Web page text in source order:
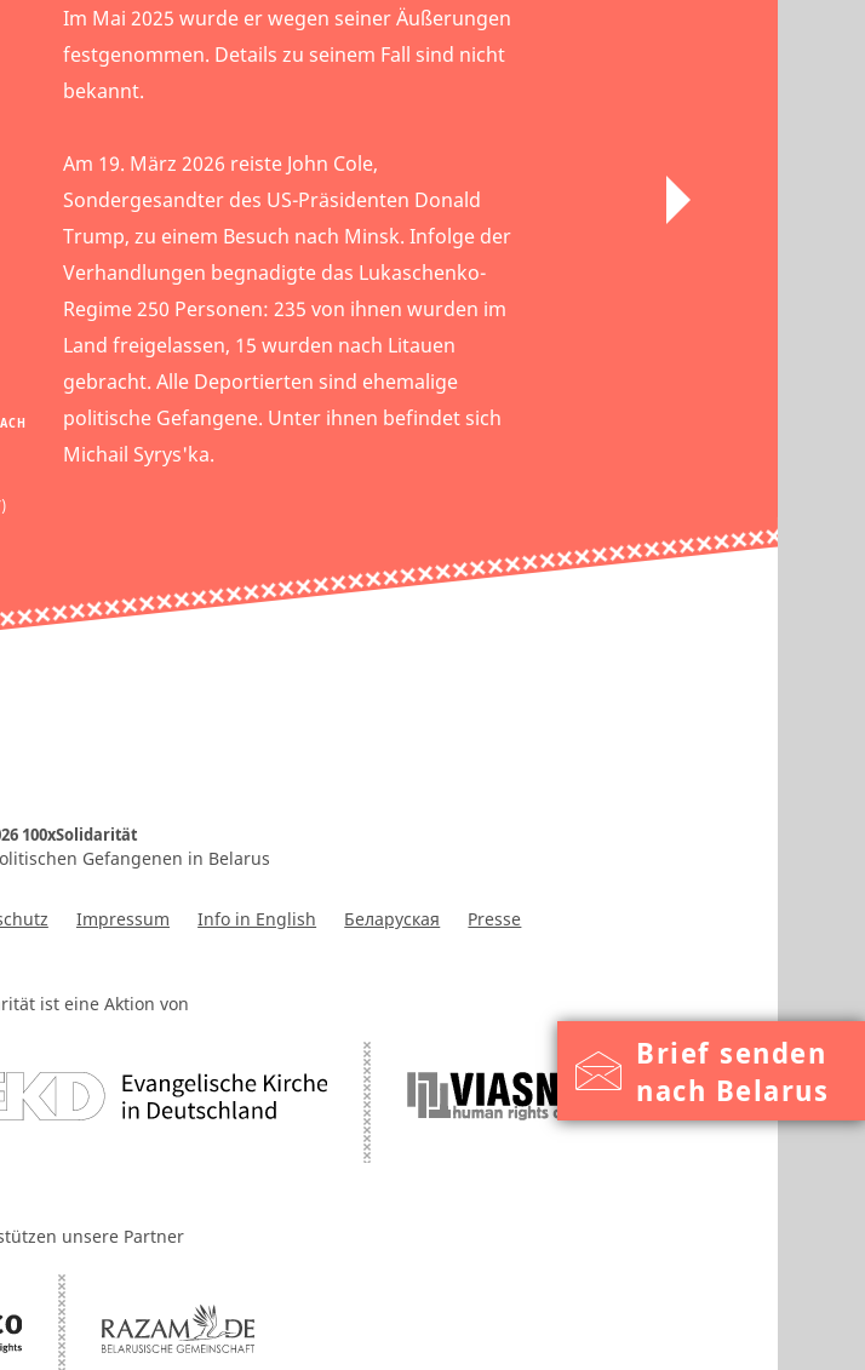
Brief senden
nach Belarus
Im Mai 2025 wurde er wegen seiner Äußerungen
festgenommen. Details zu seinem Fall sind nicht
bekannt.
Am 19. März 2026 reiste John Cole,
Sondergesandter des US-Präsidenten Donald
Trump, zu einem Besuch nach Minsk. Infolge der
Verhandlungen begnadigte das Lukaschenko-
Regime 250 Personen: 235 von ihnen wurden im
Land freigelassen, 15 wurden nach Litauen
gebracht. Alle Deportierten sind ehemalige
politische Gefangene. Unter ihnen befindet sich
Michail Syrys'ka.
100xSolidarität
Gefangenen in Belarus
Impressum Info in English Беларуская Presse
ist eine Aktion von
unsere Partner